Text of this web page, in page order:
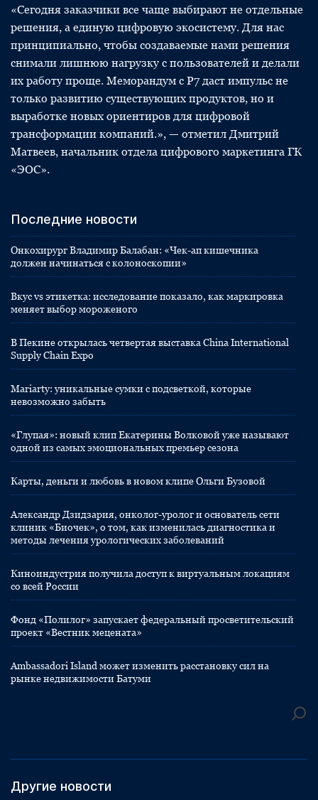
«Сегодня заказчики все чаще выбирают не отдельные
решения, а единую цифровую экосистему. Для нас
принципиально, чтобы создаваемые нами решения
снимали лишнюю нагрузку с пользователей и делали
их работу проще. Меморандум с Р7 даст импульс не
только развитию существующих продуктов, но и
выработке новых ориентиров для цифровой
трансформации компаний.», — отметил Дмитрий
Матвеев, начальник отдела цифрового маркетинга ГК
«ЭОС».
Последние новости
Онкохирург Владимир Балабан: «Чек-ап кишечника
должен начинаться с колоноскопии»
Вкус vs этикетка: исследование показало, как маркировка
меняет выбор мороженого
В Пекине открылась четвертая выставка China International
Supply Chain Expo
Mariarty: уникальные сумки с подсветкой, которые
невозможно забыть
«Глупая»: новый клип Екатерины Волковой уже называют
одной из самых эмоциональных премьер сезона
Карты, деньги и любовь в новом клипе Ольги Бузовой
Александр Дзидзария, онколог-уролог и основатель сети
клиник «Биочек», о том, как изменилась диагностика и
методы лечения урологических заболеваний
Киноиндустрия получила доступ к виртуальным локациям
со всей России
Фонд «Полилог» запускает федеральный просветительский
проект «Вестник мецената»
Ambassadori Island может изменить расстановку сил на
рынке недвижимости Батуми
Другие новости